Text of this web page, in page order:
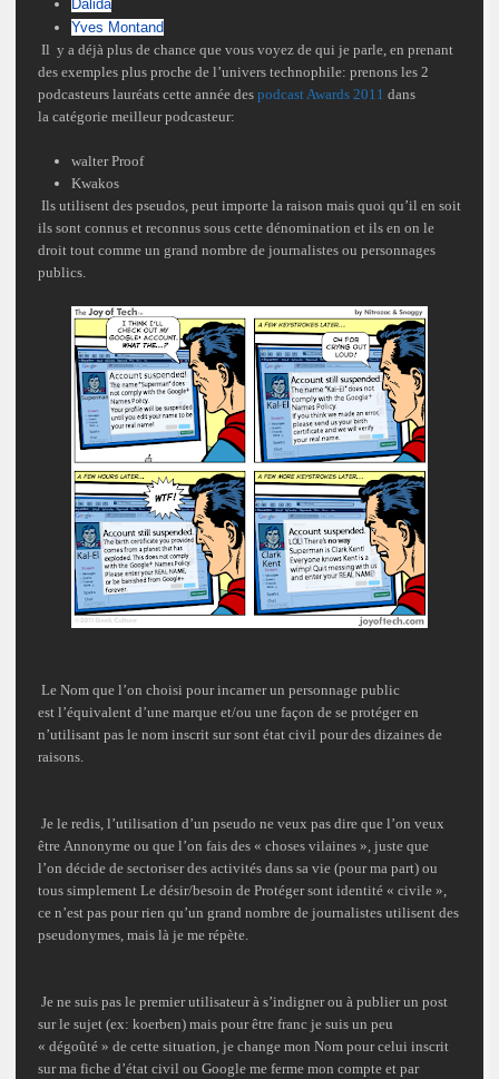
Dalida
Yves Montand
Il y a déjà plus de chance que vous voyez de qui je parle, en prenant
des exemples plus proche de l’univers technophile: prenons les 2
podcasteurs lauréats cette année des podcast Awards 2011 dans
la catégorie meilleurpodcasteur:
walter Proof
Kwakos
Ils utilisent des pseudos, peut importe la raison mais quoi qu’il en soit
ils sont connus et reconnus sous cette dénomination et ils en on le
droit tout comme un grand nombre de journalistes ou personnages
publics.
Le Nom que l’on choisi pour incarner un personnage public
est l’équivalent d’une marque et/ou une façon de se protégeren
n’utilisant pas le nom inscrit sur sont état civil pour des dizaines de
raisons.
Je le redis, l’utilisation d’un pseudo ne veux pas dire que l’on veux
être Annonyme ou que l’on fais des « choses vilaines », juste que
l’on décide de sectoriser des activités dans sa vie (pour ma part) ou
tous simplement Le désir/besoin de Protégersont identité « civile »,
ce n’est pas pour rien qu’un grand nombre de journalistes utilisent des
pseudonymes, mais là je me répète.
Je ne suis pas le premier utilisateur à s’indigner ou à publier un post
sur le sujet (ex: koerben) mais pour être franc je suis un peu
« dégoûté » de cette situation, je change mon Nom pour celui inscrit
sur ma fiche d’état civil ou Google me ferme mon compte et par